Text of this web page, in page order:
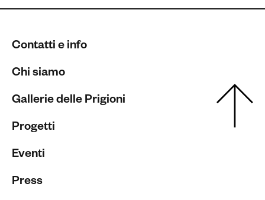
Contatti e info
Chi siamo
Gallerie delle Prigioni
Progetti
Eventi
Press